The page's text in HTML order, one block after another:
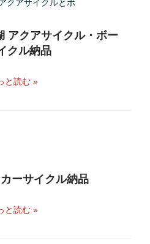
アクアサイクル・ボー
クル納品
と読む »
ーサイクル納品
と読む »